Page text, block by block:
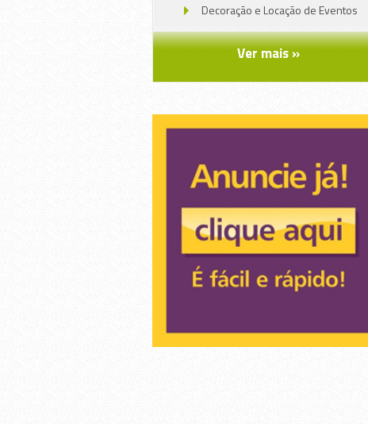
Decoração e Locação de Eventos
Educação
Embalagens, Brindes , Gráfica
Lava Rápido , Espelhamento 3M
Lazer e Entretenimento
Padaria, confeitaria e rotisserie
Saúde
Ver mais »